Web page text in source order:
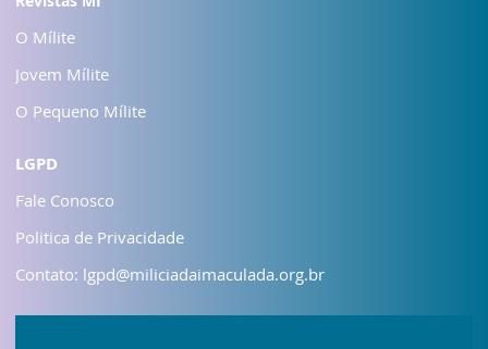
O Mílite
Jovem Mílite
O Pequeno Mílite
LGPD
Fale Conosco
Politica de Privacidade
Contato: lgpd@miliciadaimaculada.org.br